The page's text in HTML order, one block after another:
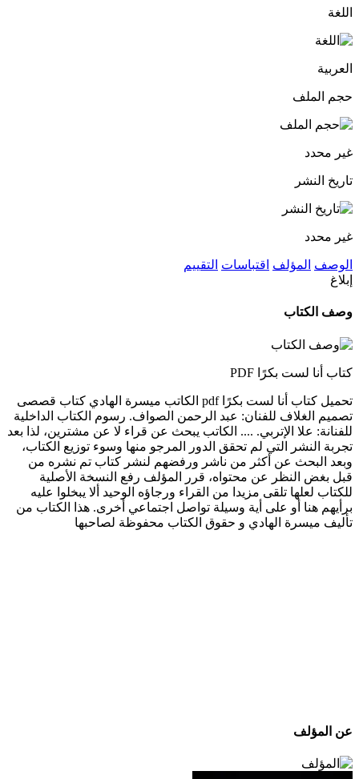
اللغة
العربية
حجم الملف
غير محدد
تاريخ النشر
غير محدد
الوصف المؤلف اقتباسات التقييم
إبلاغ
وصف الكتاب
كتاب أنا لست بكرًا PDF
تحميل كتاب أنا لست بكرًا pdf الكاتب ميسرة الهادي كتاب قصصى
تصميم الغلاف للفنان: عبد الرحمن الصواف. رسوم الكتاب الداخلية
للفنانة: علا الإتربي. .... الكاتب يبحث عن قراء لا عن مشترين، لذا بعد
تجربة النشر التي لم تحقق الدور المرجو منها وسوء توزيع الكتاب،
وبعد البحث عن أكثر من ناشر ورفضهم لنشر كتاب تم نشره من
قبل بغض النظر عن محتواه، قرر المؤلف رفع النسخة الأصلية
للكتاب لعلها تلقى مزيدا من القراء ورجاؤه الوحيد ألا يبخلوا عليه
برأيهم هنا أو على أية وسيلة تواصل اجتماعي أخرى. هذا الكتاب من
تأليف ميسرة الهادي و حقوق الكتاب محفوظة لصاحبها
عن المؤلف